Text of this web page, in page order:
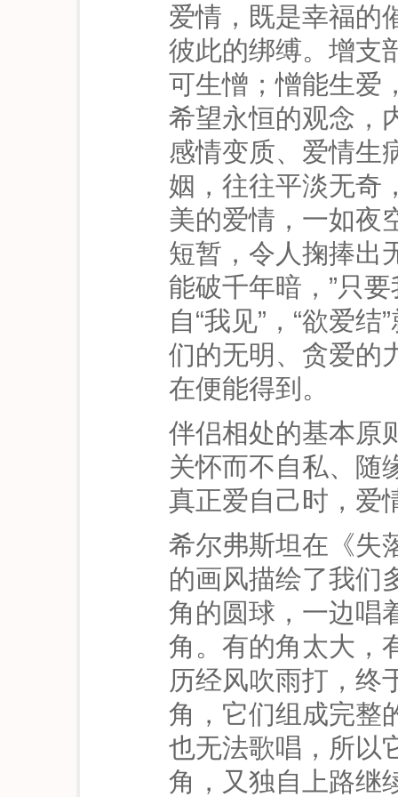
爱情，既是幸福的
彼此的绑缚。增支
可生憎；憎能生爱
希望永恒的观念，
感情变质、爱情生
姻，往往平淡无奇
美的爱情，一如夜
短暂，令人掬捧出
能破千年暗，”只
自“我见”，“欲爱
们的无明、贪爱的
在便能得到。
伴侣相处的基本
关怀而不自私、随
真正爱自己时，爱
希尔弗斯坦在《失
的画风描绘了我们
角的圆球，一边唱
角。有的角太大，
历经风吹雨打，终
角，它们组成完整
也无法歌唱，所以
角，又独自上路